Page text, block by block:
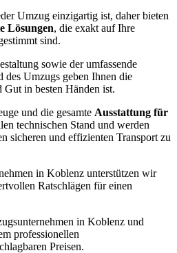
Umzug einzigartig ist, daher bieten
Lösungen, die exakt auf Ihre
sind.
sowie der umfassende
des Umzugs geben Ihnen die
in besten Händen ist.
und die gesamte Ausstattung für
technischen Stand und werden
sicheren und effizienten Transport zu
in Koblenz unterstützen wir
Ratschlägen für einen
in Koblenz und
professionellen
Preisen.